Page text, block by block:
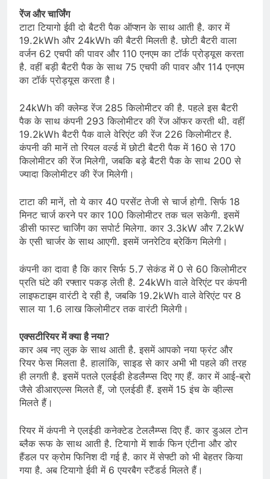
रेंज और चार्जिंग
टाटा टियागो ईवी दो बैटरी पैक ऑप्शन के साथ आती है. कार में
19.2kWh और 24kWh की बैटरी मिलती है. छोटी बैटरी वाला
वर्जन 62 एचपी की पावर और 110 एनएम का टॉर्क प्रोड्यूस करता
है. वहीं बड़ी बैटरी पैक के साथ 75 एचपी की पावर और 114 एनएम
का टॉर्क प्रोड्यूस करता है।
24kWh की क्लेम्ड रेंज 285 किलोमीटर की है. पहले इस बैटरी
पैक के साथ कंपनी 293 किलोमीटर की रेंज ऑफर करती थी. वहीं
19.2kWh बैटरी पैक वाले वेरिएंट की रेंज 226 किलोमीटर है.
कंपनी की मानें तो रियल वर्ल्ड में छोटी बैटरी पैक में 160 से 170
किलोमीटर की रेंज मिलेगी, जबकि बड़े बैटरी पैक के साथ 200 से
ज्यादा किलोमीटर की रेंज मिलेगी।
टाटा की मानें, तो ये कार 40 परसेंट तेजी से चार्ज होगी. सिर्फ 18
मिनट चार्ज करने पर कार 100 किलोमीटर तक चल सकेगी. इसमें
डीसी फास्ट चार्जिंग का सपोर्ट मिलेगा. कार 3.3kW और 7.2kW
के एसी चार्जर के साथ आएगी. इसमें जनरेटिव ब्रेकिंग मिलेगी।
कंपनी का दावा है कि कार सिर्फ 5.7 सेकंड में 0 से 60 किलोमीटर
प्रति घंटे की रफ्तार पकड़ लेती है. 24kWh वाले वेरिएंट पर कंपनी
लाइफटाइम वारंटी दे रही है, जबकि 19.2kWh वाले वेरिएंट पर 8
साल या 1.6 लाख किलोमीटर तक वारंटी मिलेगी।
एक्सटीरियर में क्या है नया?
कार अब नए लुक के साथ आती है. इसमें आपको नया फ्रंट और
रियर फेस मिलता है. हालांकि, साइड से कार अभी भी पहले की तरह
ही लगती है. इसमें पतले एलईडी हेडलैम्प्स दिए गए हैं. कार में आई-ब्रो
जैसे डीआरएल्स मिलते हैं, जो एलईडी हैं. इसमें 15 इंच के व्हील्स
मिलते हैं।
रियर में कंपनी ने एलईडी कनेक्टेड टेललैम्प्स दिए हैं. कार डुअल टोन
ब्लैक रूफ के साथ आती है. टियागो में शार्क फिन एंटीना और डोर
हैंडल पर क्रोम फिनिश दी गई है. कार में सेफ्टी को भी बेहतर किया
गया है. अब टियागो ईवी में 6 एयरबैग स्टैंडर्ड मिलते हैं।